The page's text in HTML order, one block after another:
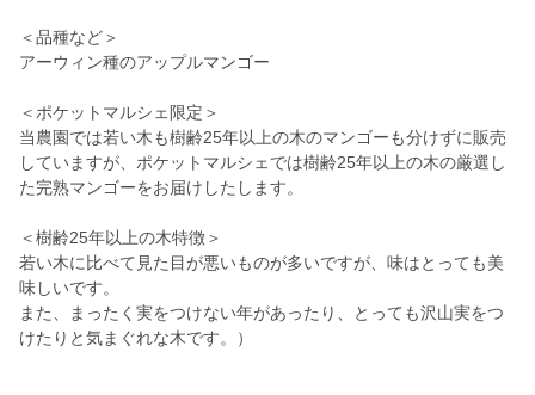
＜品種など＞
アーウィン種のアップルマンゴー
＜ポケットマルシェ限定＞
当農園では若い木も樹齢25年以上の木のマンゴーも分けずに販売
していますが、ポケットマルシェでは樹齢25年以上の木の厳選し
た完熟マンゴーをお届けしたします。
＜樹齢25年以上の木特徴＞
若い木に比べて見た目が悪いものが多いですが、味はとっても美
味しいです。
また、まったく実をつけない年があったり、とっても沢山実をつ
けたりと気まぐれな木です。）